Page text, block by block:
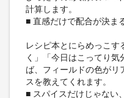
計算します。
■ 直感だけで配合が決ま
レシピ本とにらめっこ
く」「今日はこってり
ば、フィールドの色がリ
スを教えてくれます。
■ スパイスだけじゃない